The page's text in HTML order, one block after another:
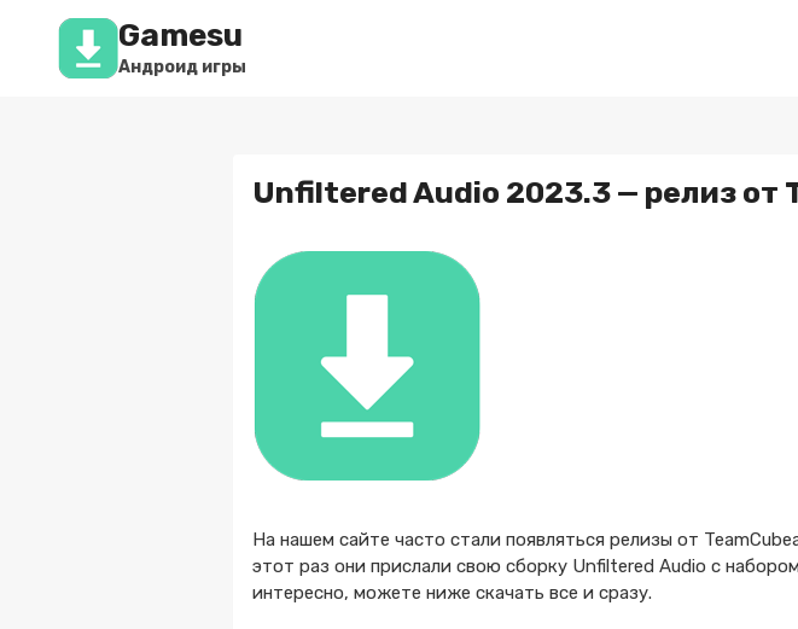
Перейти
содержимому
Gamesu
Андроид игры
Unfiltered Audio 2023.3 — релиз от
На нашем сайте часто стали появляться релизы от
этот раз они прислали свою сборку Unfiltered Audio с
интересно, можете ниже скачать все и сразу.